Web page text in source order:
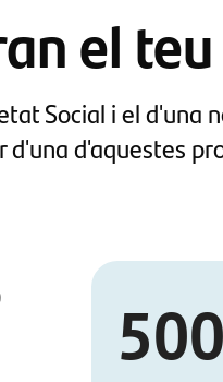
el
Social i el d'una
d'aquestes